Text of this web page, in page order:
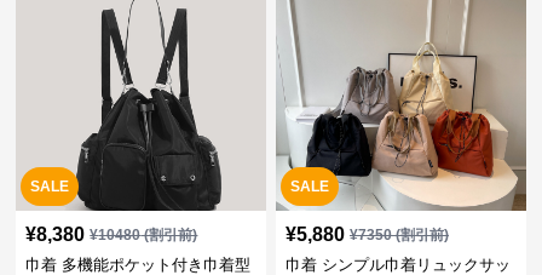
SALE
¥8,380 ¥10480(割引前)
巾着 多機能ポケット付き巾着型
SALE
¥5,880 ¥7350(割引前)
巾着 シンプル巾着リュックサッ